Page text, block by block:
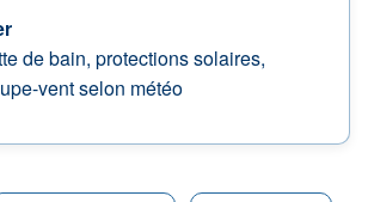
de bain, protections solaires,
vent selon météo